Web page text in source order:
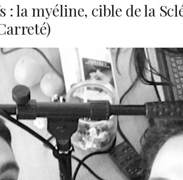
: la myéline, cible de la